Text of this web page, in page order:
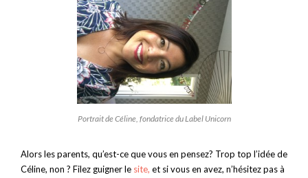
Portrait de Céline, fondatrice du Label Unicorn
Alors les parents, qu’est-ce que vous en pensez? Trop top l’idée de
Céline, non ? Filez guigner le site, et si vous en avez, n’hésitez pas à